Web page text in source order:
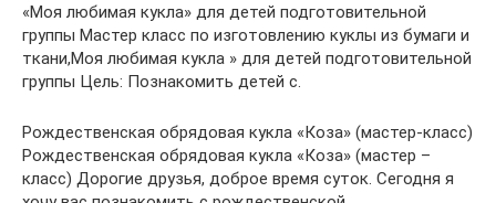
«Моя любимая кукла» для детей подготовительной
группы Мастер класс по изготовлению куклы из бумаги и
ткани,Моя любимая кукла » для детей подготовительной
группы Цель: Познакомить детей с.
Рождественская обрядовая кукла «Коза» (мастер-класс)
Рождественская обрядовая кукла «Коза» (мастер –
класс) Дорогие друзья, доброе время суток. Сегодня я